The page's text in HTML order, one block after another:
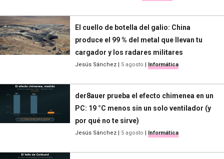
El cuello de botella del galio: China
produce el 99 % del metal que llevan tu
cargador y los radares militares
Jesús Sánchez | 5 agosto | Informática
der8auer prueba el efecto chimenea en un
PC: 19 °C menos sin un solo ventilador (y
por qué no te sirve)
Jesús Sánchez | 5 agosto | Informática